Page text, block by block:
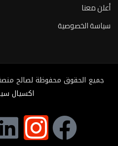
أعلن معنا
سياسة الخصوصية
جميع الحقوق محفوظة لصالح منصة القرار
اكسيال